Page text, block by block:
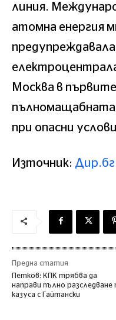
линия.
атомна енергия
Москва в
пълномащабната
при опасни
Източник: Дир.бг
Предна статия
Петков: КПК трябва да
направи пълно разследване
казуса с Гайтански